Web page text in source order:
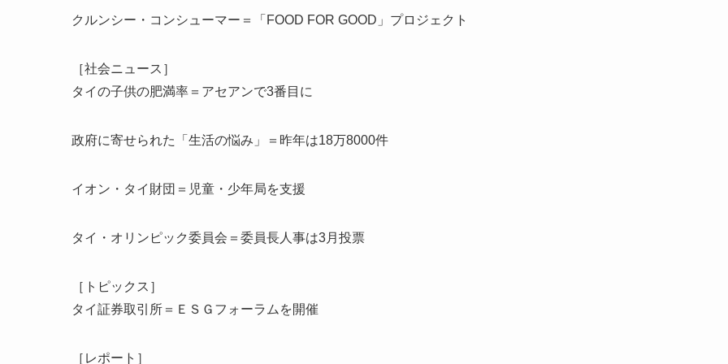
クルンシー・コンシューマー＝「FOOD FOR GOOD」プロジェクト
［社会ニュース］
タイの子供の肥満率＝アセアンで3番目に
政府に寄せられた「生活の悩み」＝昨年は18万8000件
イオン・タイ財団＝児童・少年局を支援
タイ・オリンピック委員会＝委員長人事は3月投票
［トピックス］
タイ証券取引所＝ＥＳＧフォーラムを開催
［レポート］